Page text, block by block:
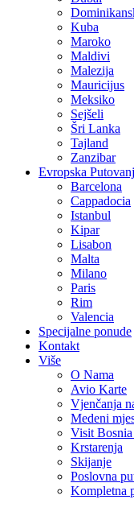
Kuba
Maroko
Maldivi
Malezija
Mauricijus
Meksiko
Sejšeli
Šri Lanka
Tajland
Zanzibar
Evropska
Barcelona
Cappadocia
Istanbul
Kipar
Lisabon
Malta
Milano
Paris
Rim
Valencia
Specijalne ponude
Kontakt
Više
O Nama
Avio Karte
Vjenčanja
Medeni
Visit
Krstarenja
Skijanje
Poslovna
Kompletna